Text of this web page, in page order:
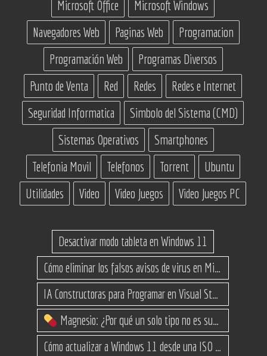
Microsoft Office
Microsoft Windows
Navegadores Web
Paginas Web
Programacion
Programación Web
Programas Diversos
Punto de Venta
Red Redes
Redes e Internet
Seguridad Informatica
Simbolo del Sistema (CMD)
Sistemas Operativos
Smartphones
Telefonia Movil
Telefonos Torrent
Ubuntu
Utilidades
Video Video Juegos Video Juegos PC
Desactivar modo tableta en Windows 11
Cómo eliminar los falsos avisos de virus en Microsoft Edge
IA Constructoras para Programar en Visual Studio con C#
Magnesio: ¿Por qué un solo tipo no es suficiente? (Guía de variantes)
Cómo actualizar a Windows 11 desde una ISO en equipos no compatibles